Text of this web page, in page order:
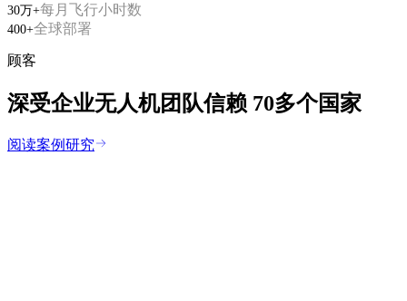
30万+每月飞行小时数
400+全球部署
顾客
深受企业无人机团队信赖 70多个国家
阅读案例研究